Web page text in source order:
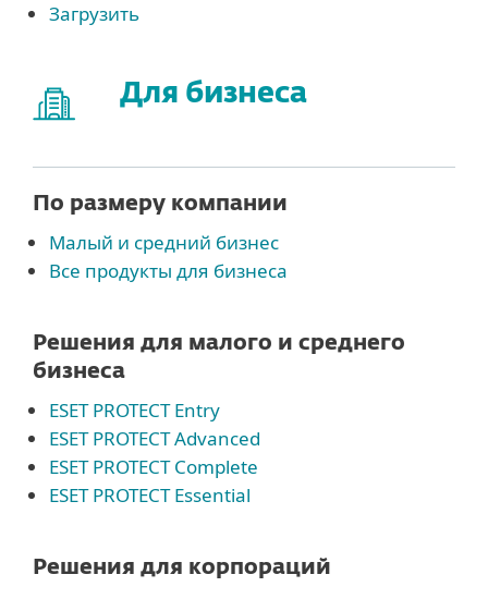
Загрузить
Для бизнеса
По размеру компании
Малый и средний бизнес
Все продукты для бизнеса
Решения для малого и среднего
бизнеса
ESET PROTECT Entry
ESET PROTECT Advanced
ESET PROTECT Complete
ESET PROTECT Essential
Решения для корпораций